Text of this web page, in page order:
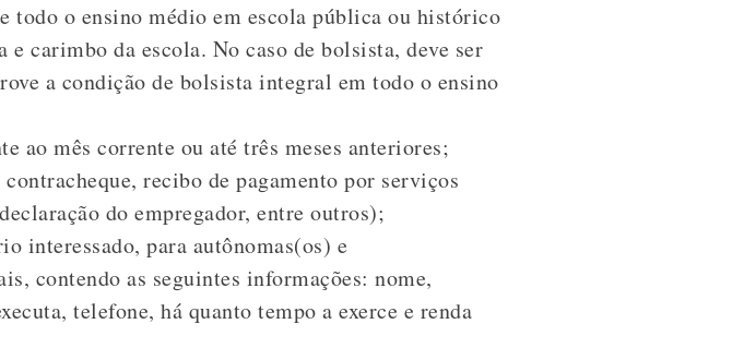
todo o ensino médio em escola pública ou histórico
carimbo da escola. No caso de bolsista, deve ser
a condição de bolsista integral em todo o ensino
ao mês corrente ou até três meses anteriores;
recibo de pagamento por serviços
do empregador, entre outros);
interessado, para autônomas(os) e
contendo as seguintes informações: nome,
telefone, há quanto tempo a exerce e renda